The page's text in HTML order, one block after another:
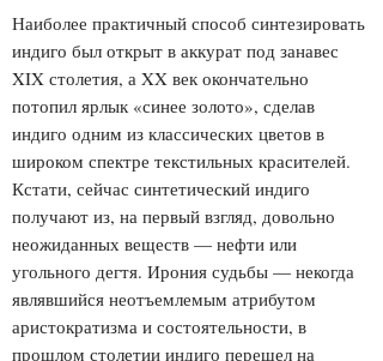
Наиболее практичный способ синтезировать
индиго был открыт в аккурат под занавес
XIX столетия, а XX век окончательно
потопил ярлык «синее золото», сделав
индиго одним из классических цветов в
широком спектре текстильных красителей.
Кстати, сейчас синтетический индиго
получают из, на первый взгляд, довольно
неожиданных веществ — нефти или
угольного дегтя. Ирония судьбы — некогда
являвшийся неотъемлемым атрибутом
аристократизма и состоятельности, в
прошлом столетии индиго перешел на